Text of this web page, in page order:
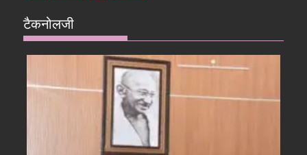
टैकनोलजी